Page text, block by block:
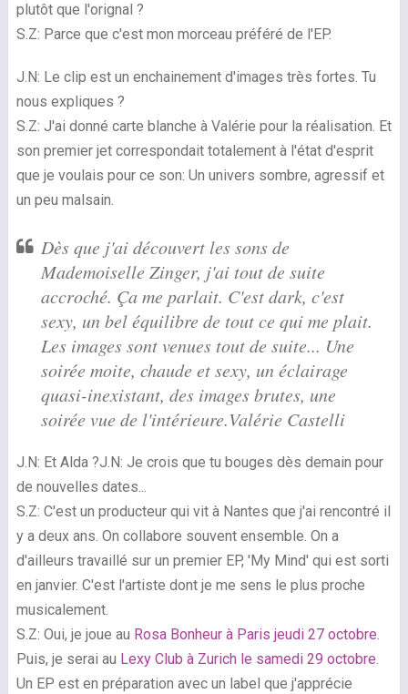
plutôt que l'orignal ?
S.Z: Parce que c'est mon morceau préféré de l'EP.
J.N: Le clip est un enchainement d'images très fortes. Tu
nous expliques ?
S.Z: J'ai donné carte blanche à Valérie pour la réalisation. Et
son premier jet correspondait totalement à l'état d'esprit
que je voulais pour ce son: Un univers sombre, agressif et
un peu malsain.
Dès que j'ai découvert les sons de
Mademoiselle Zinger, j'ai tout de suite
accroché. Ça me parlait. C'est dark, c'est
sexy, un bel équilibre de tout ce qui me plait.
Les images sont venues tout de suite... Une
soirée moite, chaude et sexy, un éclairage
quasi-inexistant, des images brutes, une
soirée vue de l'intérieure.Valérie Castelli
J.N: Et Alda ?J.N: Je crois que tu bouges dès demain pour
de nouvelles dates...
S.Z: C'est un producteur qui vit à Nantes que j'ai rencontré il
y a deux ans. On collabore souvent ensemble. On a
d'ailleurs travaillé sur un premier EP, 'My Mind' qui est sorti
en janvier. C'est l'artiste dont je me sens le plus proche
musicalement.
S.Z: Oui, je joue au Rosa Bonheur à Paris jeudi 27 octobre.
Puis, je serai au Lexy Club à Zurich le samedi 29 octobre.
Un EP est en préparation avec un label que j'apprécie